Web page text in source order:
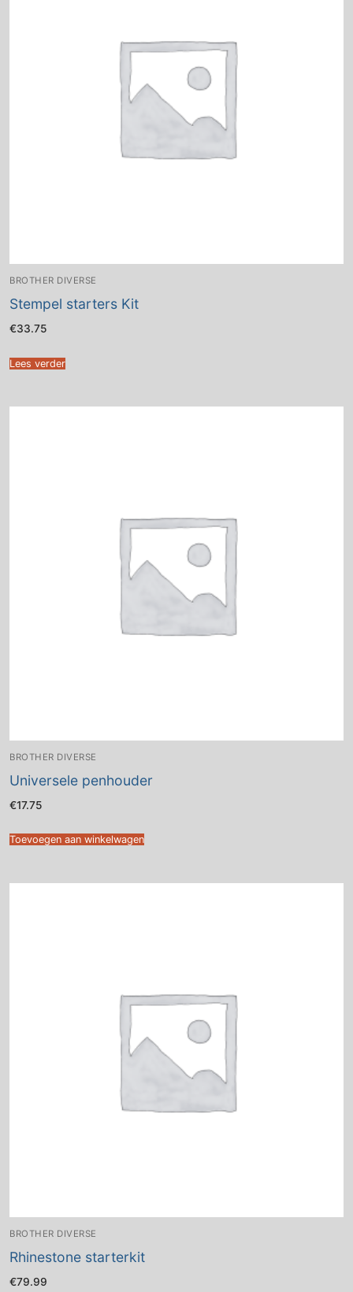
BROTHER DIVERSE
Stempel starters Kit
€33.75
Lees verder
BROTHER DIVERSE
Universele penhouder
€17.75
Toevoegen aan winkelwagen
BROTHER DIVERSE
Rhinestone starterkit
€79.99